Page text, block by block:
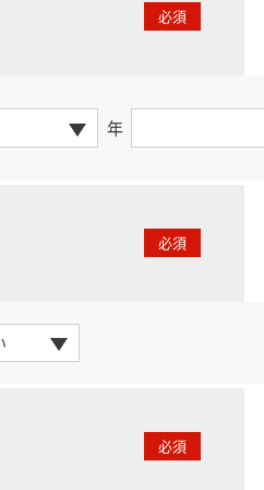
必須
年
必須
必須